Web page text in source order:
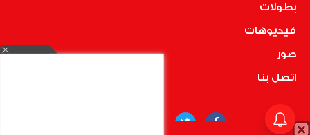
بطولات
فيديوهات
صور
اتصل بنا